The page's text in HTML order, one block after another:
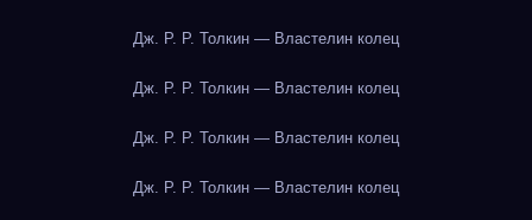
Дж. Р. Р. Толкин — Властелин колец
Дж. Р. Р. Толкин — Властелин колец
Дж. Р. Р. Толкин — Властелин колец
Дж. Р. Р. Толкин — Властелин колец